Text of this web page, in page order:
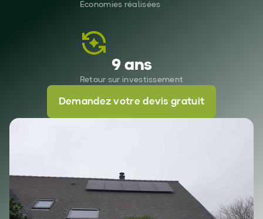
Économies réalisées
9 ans
Retour sur investissement
Demandez votre devis gratuit